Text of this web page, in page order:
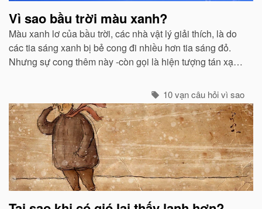
Vì sao bầu trời màu xanh?
Màu xanh lơ của bầu trời, các nhà vật lý giải thích, là do
các tia sáng xanh bị bẻ cong đi nhiều hơn tia sáng đỏ.
Nhưng sự cong thêm này -còn gọi là hiện tượng tán xạ -
10 vạn câu hỏi vì sao